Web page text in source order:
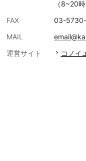
（8~20
FAX
03-
MAIL
運営サイト
コノイ